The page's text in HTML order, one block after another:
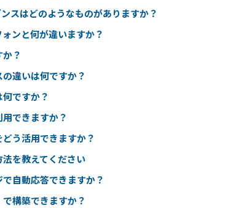
スはどのようなものがありますか？
ンと何が違いますか？
？
違いは何ですか？
ですか？
できますか？
う活用できますか？
を教えてください
自動応答できますか？
構築できますか？